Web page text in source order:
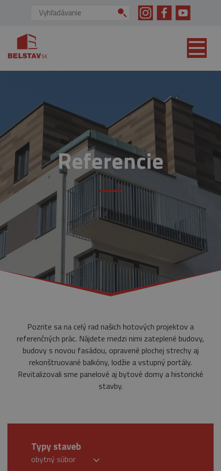
Vyhľadávanie:
Referencie
Pozrite sa na celý rad našich hotových projektov a
referenčných prác. Nájdete medzi nimi zateplené budovy,
budovy s novou fasádou, opravené plochej strechy aj
rekonštruované balkóny, lodžie a vstupný portály.
Revitalizovali sme panelové aj bytové domy a historické
stavby.
Typy staveb
obytný súbor